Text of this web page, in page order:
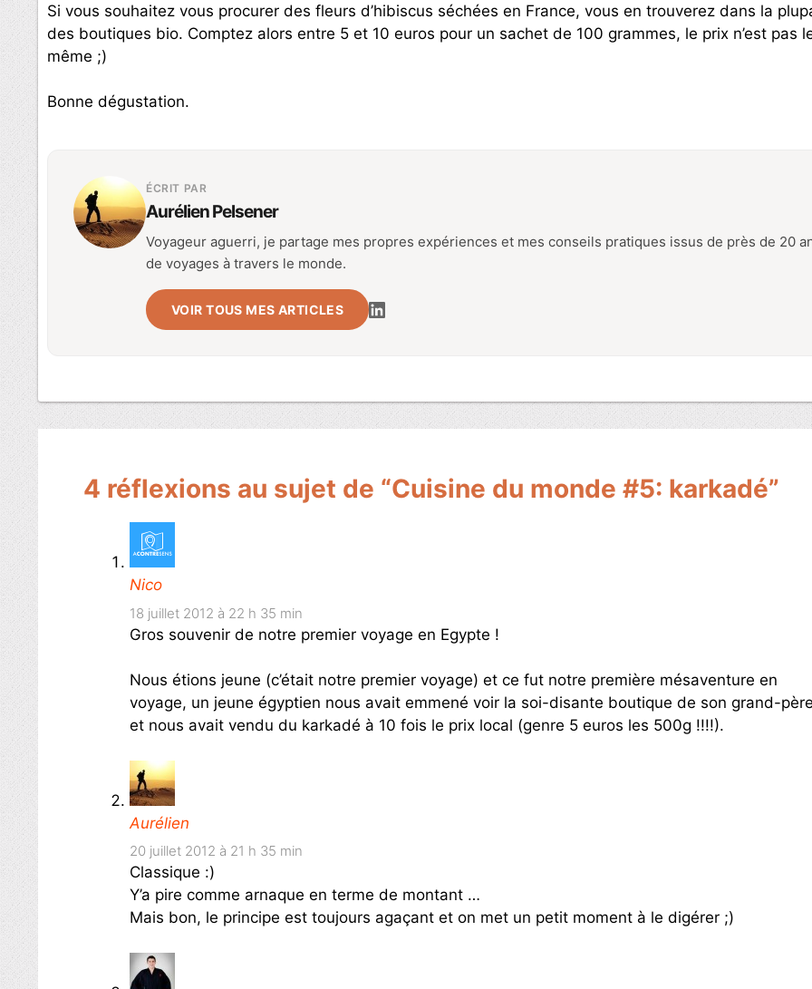
Si vous souhaitez vous procurer des fleurs d’hibiscus séchées en France, vous en trouverez dans la
des boutiques bio. Comptez alors entre 5 et 10 euros pour un sachet de 100 grammes, le prix n’est pas
même ;)
Bonne dégustation.
ÉCRIT PAR
Aurélien Pelsener
Voyageur aguerri, je partage mes propres expériences et mes conseils pratiques issus de près de 20
de voyages à travers le monde.
VOIR TOUS MES ARTICLES
4 réflexions au sujet de “Cuisine du monde #5: karkadé”
Nico
18 juillet 2012 à 22 h 35 min
Gros souvenir de notre premier voyage en Egypte !
Nous étions jeune (c’était notre premier voyage) et ce fut notre première mésaventure en
voyage, un jeune égyptien nous avait emmené voir la soi-disante boutique de son grand-
et nous avait vendu du karkadé à 10 fois le prix local (genre 5 euros les 500g !!!!).
Aurélien
20 juillet 2012 à 21 h 35 min
Classique :)
Y’a pire comme arnaque en terme de montant …
Mais bon, le principe est toujours agaçant et on met un petit moment à le digérer ;)